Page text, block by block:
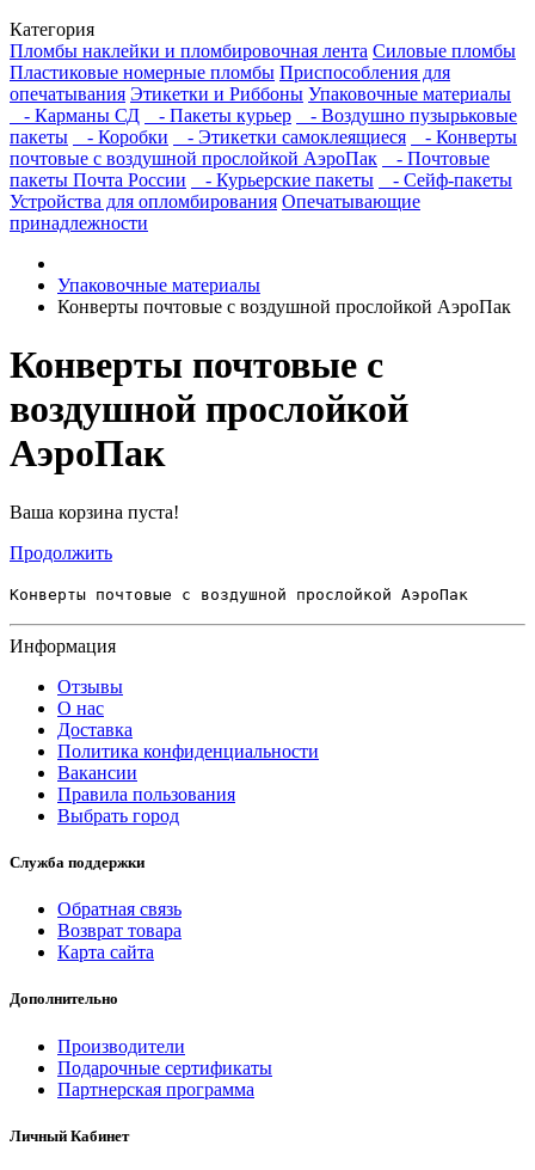
Категория
Пломбы наклейки и пломбировочная лента Силовые пломбы
Пластиковые номерные пломбы Приспособления для
опечатывания Этикетки и Риббоны Упаковочные материалы
- Карманы СД
- Пакеты курьер
- Воздушно пузырьковые
пакеты
- Коробки - Этикетки самоклеящиеся
- Конверты
почтовые с воздушной прослойкой АэроПак
- Почтовые
пакеты Почта России
- Курьерские пакеты
- Сейф-пакеты
Устройства для опломбирования Опечатывающие
принадлежности
Упаковочные материалы
Конверты почтовые с воздушной прослойкой АэроПак
Конверты почтовые с
воздушной прослойкой
АэроПак
Ваша корзина пуста!
Продолжить
Конверты почтовые с воздушной прослойкой АэроПак
Информация
Отзывы
О нас
Доставка
Политика конфиденциальности
Вакансии
Правила пользования
Выбрать город
Служба поддержки
Обратная связь
Возврат товара
Карта сайта
Дополнительно
Производители
Подарочные сертификаты
Партнерская программа
Личный Кабинет